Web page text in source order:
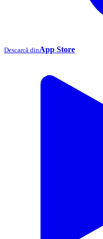
Descarcă dinApp Store